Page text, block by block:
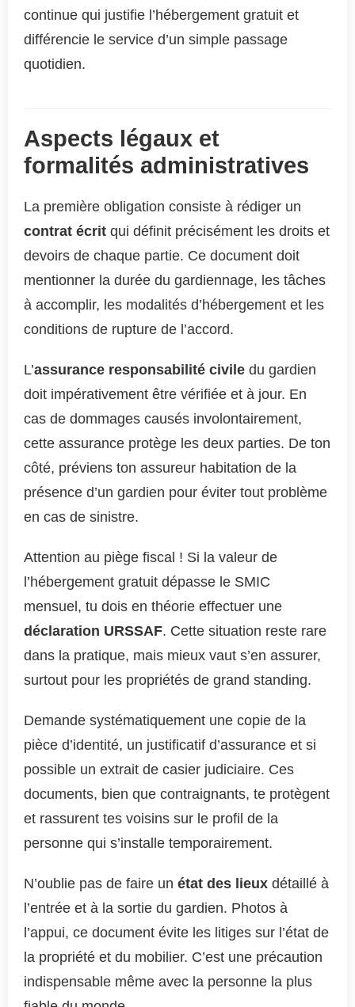
continue qui justifie l’hébergement gratuit et
différencie le service d’un simple passage
quotidien.
Aspects légaux et
formalités administratives
La première obligation consiste à rédiger un
contrat écrit qui définit précisément les droits et
devoirs de chaque partie. Ce document doit
mentionner la durée du gardiennage, les tâches
à accomplir, les modalités d’hébergement et les
conditions de rupture de l’accord.
L’assurance responsabilité civile du gardien
doit impérativement être vérifiée et à jour. En
cas de dommages causés involontairement,
cette assurance protège les deux parties. De ton
côté, préviens ton assureur habitation de la
présence d’un gardien pour éviter tout problème
en cas de sinistre.
Attention au piège fiscal ! Si la valeur de
l’hébergement gratuit dépasse le SMIC
mensuel, tu dois en théorie effectuer une
déclaration URSSAF. Cette situation reste rare
dans la pratique, mais mieux vaut s’en assurer,
surtout pour les propriétés de grand standing.
Demande systématiquement une copie de la
pièce d’identité, un justificatif d’assurance et si
possible un extrait de casier judiciaire. Ces
documents, bien que contraignants, te protègent
et rassurent tes voisins sur le profil de la
personne qui s’installe temporairement.
N’oublie pas de faire un état des lieux détaillé à
l’entrée et à la sortie du gardien. Photos à
l’appui, ce document évite les litiges sur l’état de
la propriété et du mobilier. C’est une précaution
indispensable même avec la personne la plus